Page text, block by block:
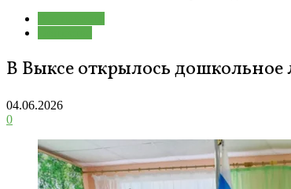
В Выксе открылось дошкольное
04.06.2026
0